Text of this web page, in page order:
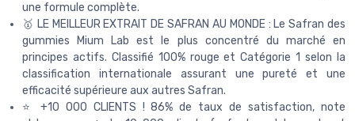
une formule complète.
🥇 LE MEILLEUR EXTRAIT DE SAFRAN AU MONDE : Le Safran des
gummies Mium Lab est le plus concentré du marché en
principes actifs. Classifié 100% rouge et Catégorie 1 selon la
classification internationale assurant une pureté et une
efficacité supérieure aux autres Safran.
⭐️ +10 000 CLIENTS ! 86% de taux de satisfaction, note